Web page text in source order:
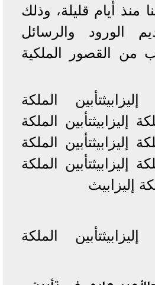
منذ أيام قليلة، وذلك
الورود والرسائل
من القصور الملكية
الملكة
إليزابيثتأبين الملكة
إليزابيثتأبين الملكة
إليزابيثتأبين الملكة
إليزابيث
الملكة